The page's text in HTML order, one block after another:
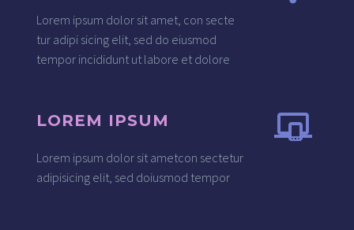
Lorem ipsum dolor sit amet, con secte
tur adipi sicing elit, sed do eiusmod
tempor incididunt ut labore et dolore
LOREM IPSUM
Lorem ipsum dolor sit ametcon sectetur
adipisicing elit, sed doiusmod tempor